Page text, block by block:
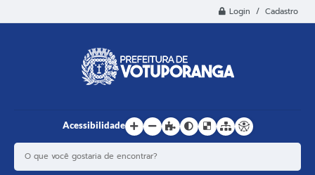
Login / Cadastro
Acessibilidade